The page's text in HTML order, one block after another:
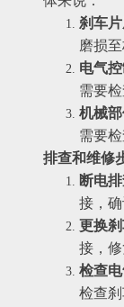
刹车
磨损
电气
需要
机械
需要
排查和维修
断电
接，确
更换
接，修
检查
检查刹